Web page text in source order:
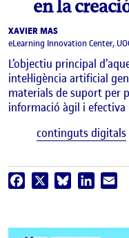
en la
XAVIER MAS
eLearning Innovation Center,
L’objectiu principal
intel·ligència artificial
materials de suport per
informació àgil i
continguts digitals
Facebook BlueskyLinkedIn